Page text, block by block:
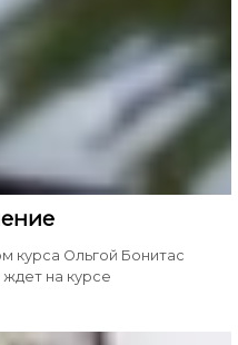
курса Ольгой Бонитас
ждет на курсе